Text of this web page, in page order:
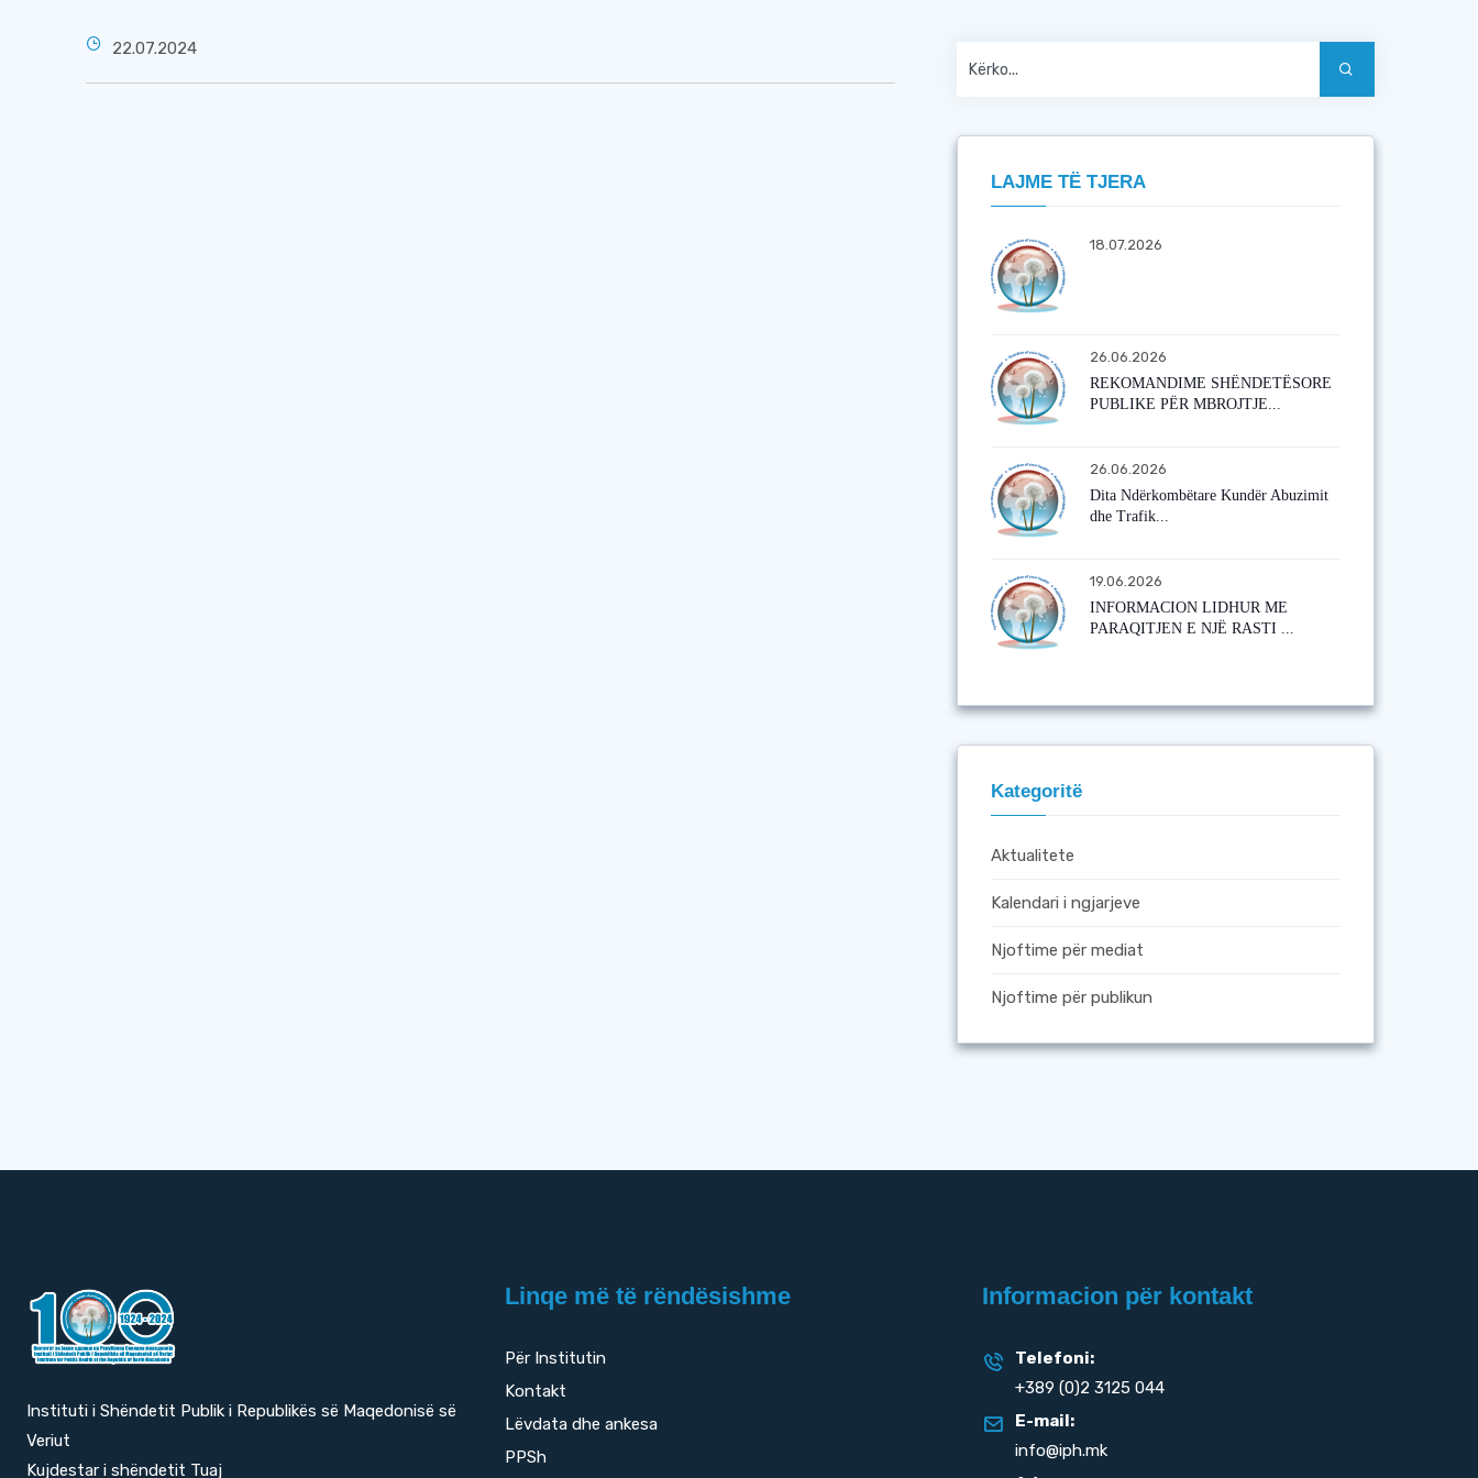
22.07.2024
LAJME TË TJERA
18.07.2026
26.06.2026
REKOMANDIME SHËNDETËSORE
PUBLIKE PËR MBROJTJE...
26.06.2026
Dita Ndërkombëtare Kundër Abuzimit
dhe Trafik...
19.06.2026
INFORMACION LIDHUR ME
PARAQITJEN E NJË RASTI ...
Kategoritë
Aktualitete
Kalendari i ngjarjeve
Njoftime për mediat
Njoftime për publikun
Instituti i Shëndetit Publik i Republikës së Maqedonisë së
Veriut
Kujdestar i shëndetit Tuaj
Linqe më të rëndësishme
Për Institutin
Kontakt
Lëvdata dhe ankesa
PPSh
Informacion për kontakt
Telefoni:
+389 (0)2 3125 044
E-mail:
info@iph.mk